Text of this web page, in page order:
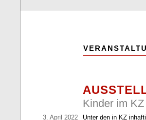
Kinder im
3. April 2022
Unter den in KZ